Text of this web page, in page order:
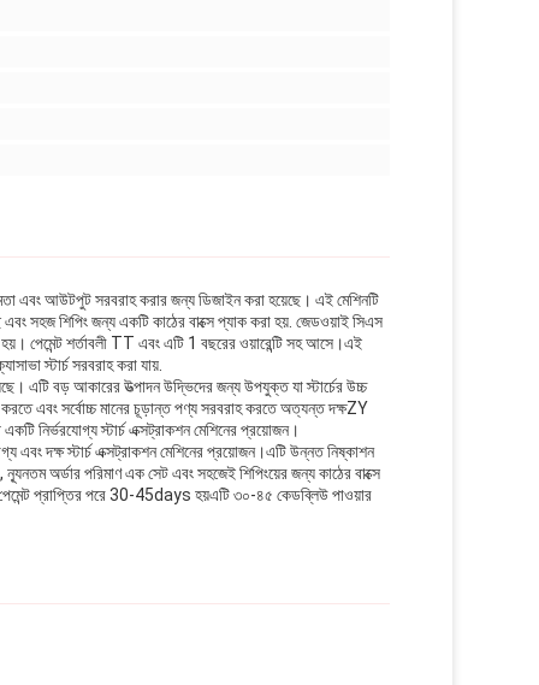
এবং আউটপুট সরবরাহ করার জন্য ডিজাইন করা হয়েছে। এই মেশিনটি
সহজ শিপিং জন্য একটি কাঠের বাক্সে প্যাক করা হয়. জেডওয়াই সিএস
পেমেন্ট শর্তাবলী TT এবং এটি 1 বছরের ওয়ারেন্টি সহ আসে।এই
স্টার্চ সরবরাহ করা যায়.
এটি বড় আকারের উত্পাদন উদ্ভিদের জন্য উপযুক্ত যা স্টার্চের উচ্চ
এবং সর্বোচ্চ মানের চূড়ান্ত পণ্য সরবরাহ করতে অত্যন্ত দক্ষZY
নির্ভরযোগ্য স্টার্চ এক্সট্রাকশন মেশিনের প্রয়োজন।
এবং দক্ষ স্টার্চ এক্সট্রাকশন মেশিনের প্রয়োজন।এটি উন্নত নিষ্কাশন
অর্ডার পরিমাণ এক সেট এবং সহজেই শিপিংয়ের জন্য কাঠের বাক্সে
পেমেন্ট প্রাপ্তির পরে 30-45days হয়এটি ৩০-৪৫ কেডব্লিউ পাওয়ার